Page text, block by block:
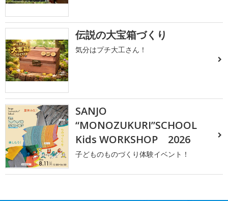
伝説の大宝箱づくり
気分はプチ大工さん！
SANJO
“MONOZUKURI”SCHOOL
Kids WORKSHOP 2026
子どものものづくり体験イベント！